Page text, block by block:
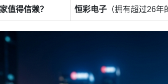
值得信赖？ 恒彩电子 （拥有超过26